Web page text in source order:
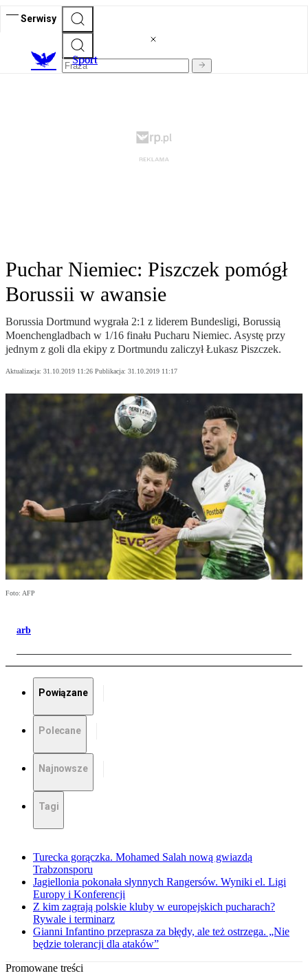
Serwisy
Sport
Puchar Niemiec: Piszczek pomógł
Borussii w awansie
Borussia Dortmund wygrała 2:1 z liderem Bundesligi, Borussią
Moenchengladbach w 1/16 finału Pucharu Niemiec. Asystę przy
jednym z goli dla ekipy z Dortmundu zaliczył Łukasz Piszczek.
Aktualizacja: 31.10.2019 11:26 Publikacja: 31.10.2019 11:17
Foto: AFP
arb
Powiązane
Polecane
Najnowsze
Tagi
Turecka gorączka. Mohamed Salah nową gwiazdą
Trabzonsporu
Jagiellonia pokonała słynnych Rangersów. Wyniki el. Ligi
Europy i Konferencji
Z kim zagrają polskie kluby w europejskich pucharach?
Rywale i terminarz
Gianni Infantino przeprasza za błędy, ale też ostrzega. „Nie
będzie tolerancji dla ataków”
Promowane treści